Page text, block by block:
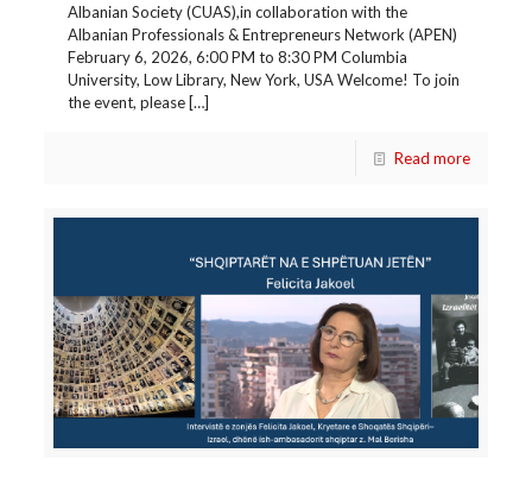
Albanian Society (CUAS),in collaboration with the
Albanian Professionals & Entrepreneurs Network (APEN)
February 6, 2026, 6:00 PM to 8:30 PM Columbia
University, Low Library, New York, USA Welcome! To join
the event, please […]
Read more